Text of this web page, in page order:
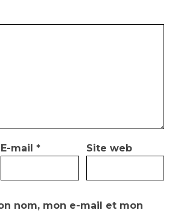
E-mail* Site web
nom, mon e-mail et mon